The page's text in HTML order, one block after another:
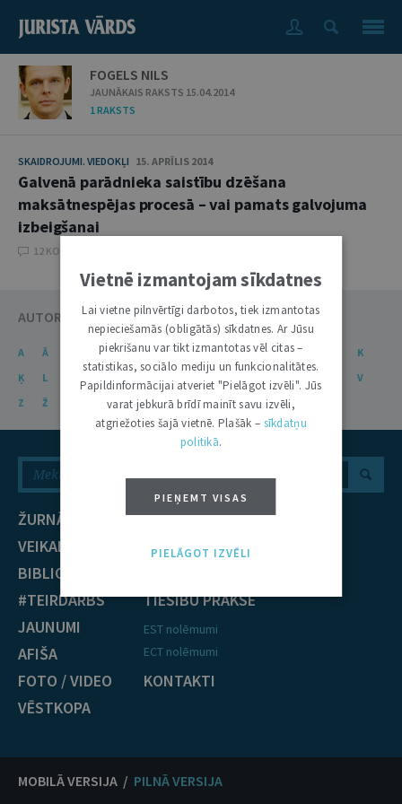
FOGELS NILS
JAUNĀKAIS RAKSTS 15.04.2014
1 RAKSTS
SKAIDROJUMI. VIEDOKĻI 15. APRĪLIS 2014
Galvenā parādnieka saistību dzēšana
maksātnespējas procesā – vai pamats galvojuma
izbeigšanai
12 KOMENTĀRI
AUTORU KATALOGS
A Ā Č D E Ē F G Ģ H
K
Ķ
L S T
V
Z
Ž
ŽURNĀLS
VEIKALS
BIBLIOTĒKA
#TEIRDARBS
JAUNUMI
AFIŠA
FOTO / VIDEO
VĒSTKOPA
NOZARES
Civiltiesības
TIESĪBU PRAKSE
EST nolēmumi
ECT nolēmumi
KONTAKTI
MOBILĀ VERSIJA / PILNĀ VERSIJA
Vietnē izmantojam sīkdatnes
Lai vietne pilnvērtīgi darbotos, tiek izmantotas
nepieciešamās (obligātās) sīkdatnes. Ar Jūsu
piekrišanu var tikt izmantotas vēl citas –
statistikas, sociālo mediju un funkcionalitātes.
Papildinformācijai atveriet "Pielāgot izvēli". Jūs
varat jebkurā brīdī mainīt savu izvēli,
atgriežoties šajā vietnē. Plašāk – sīkdatņu
politikā.
PIEŅEMT VISAS
PIELĀGOT IZVĒLI